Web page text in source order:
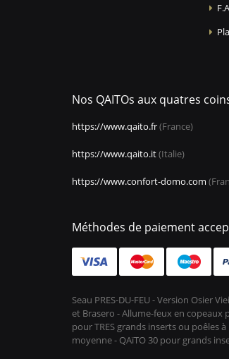
Nos QAITOs aux quatres
https://www.qaito.fr(France)
https://www.qaito.it(Italie)
https://www.confort-domo.com
Méthodes de paiement
Seau PRES-DU-FEU - Version Osier
et Brasero - Allume-feux en copeaux
pour TRES grands inserts ou poêles
moyenne - QAïTO 30 pour grands